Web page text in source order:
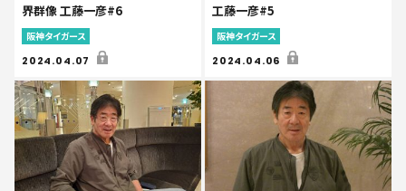
界群像 工藤一彦#6
阪神タイガース
2024.04.07
工藤一彦#5
阪神タイガース
2024.04.06